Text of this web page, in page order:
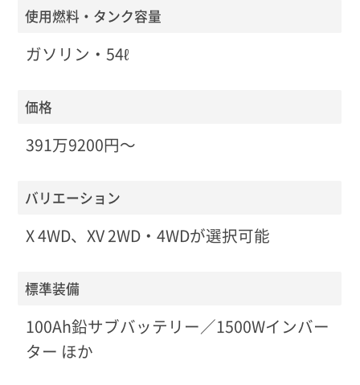
使用燃料・タンク容量
ガソリン・54ℓ
価格
391万9200円〜
バリエーション
X 4WD、XV 2WD・4WDが選択可能
標準装備
100Ah鉛サブバッテリー／1500Wインバー
ター ほか